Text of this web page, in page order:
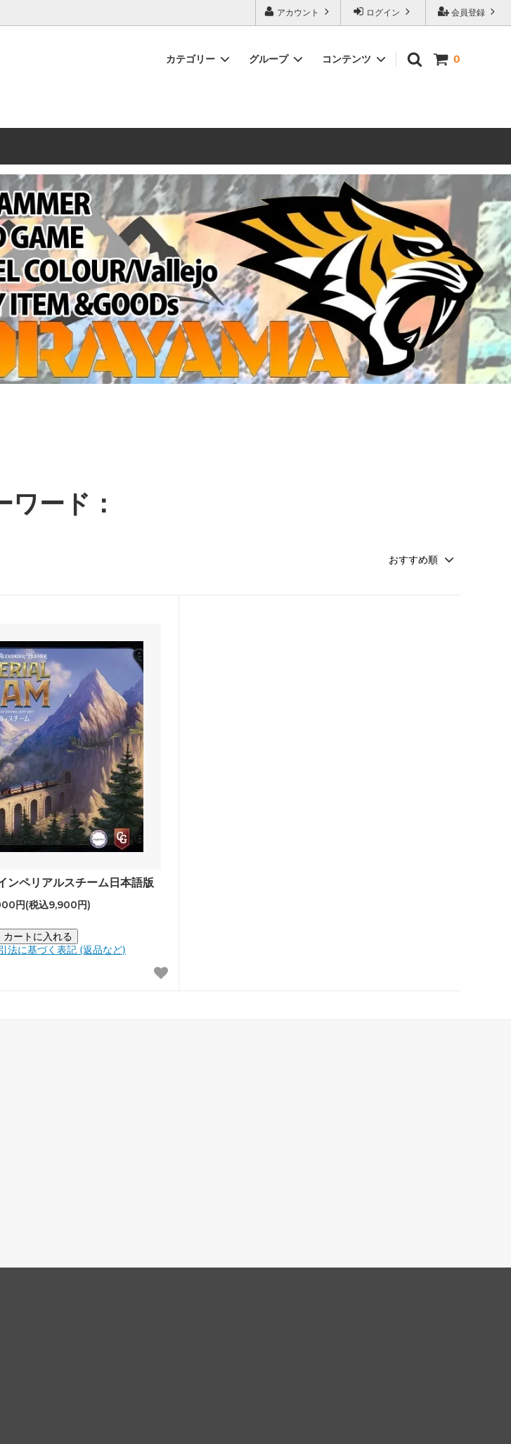
販・オンラインショップです！ ウォーハンマーとボードゲームのことなら当店へ！ボードゲームもメジャーど
ハンマー関連、サバゲー装備(実物)も豊富に取り扱い。 在庫品は即日発送対応可能！初心者向けのスターター
会員登録
ログイン
アカウント
0
カテゴリー
ウォーハンマー オールドワールド
ウォーハンマー ブラッドボウル[Blood
シタデルカラー・シタデルブランドアイ
テム
WARHAMME BLACK LIBRARY(ウォー
ハンマーブラックライブラリー)
vallejo(ファレホ) Two Thin Coats
カードスリーブ
ボードゲームグッツ(コンバットゲー
ジ・ダイストレイ・GWS以外のダイス
など)
プラモデル JOYTOY(ジョイトイ)
エアソフトガン
グループ
11版
ウォーハンマーワールド製品 テレイン（ウォーハンマー情景モデル）
勢力ダイス 40000で使えるヘレシーユニット
デスウォッチ English
ミニチュア輸送用プロテクトケース シタデルカラーセット販売
ARMORED CORE[アーマードコア] ボードゲーム予約受付中
ゲームマーケット2025秋 CMON JAPAN
スイス迷彩 TAZ90 世界の童話シリーズ
コンテンツ
ー
トと
ウォーハンマー40000 大会 2026 in
WAKAYAMA
ワード：
ンペリアルスチーム日本語版
円(税込9,900円)
法に基づく表記 (返品など)